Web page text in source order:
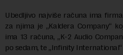
Ubedljivo najviše računa ima
za njima je „Kaldera Company“
ima 13 računa, „K-2 Audio
po sedam, te „Infinity